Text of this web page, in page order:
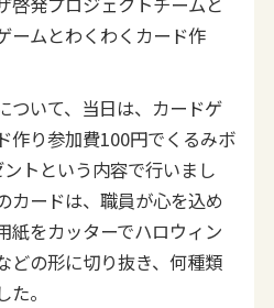
ームとわくわくカード作
ついて、当日は、カードゲ
作り参加費100円でくるみボ
トという内容で行いまし
カードは、職員が心を込め
紙をカッターでハロウィン
どの形に切り抜き、何種類
。